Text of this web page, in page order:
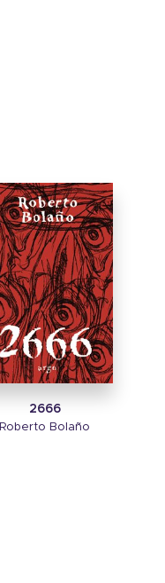
2666
Roberto Bolaño